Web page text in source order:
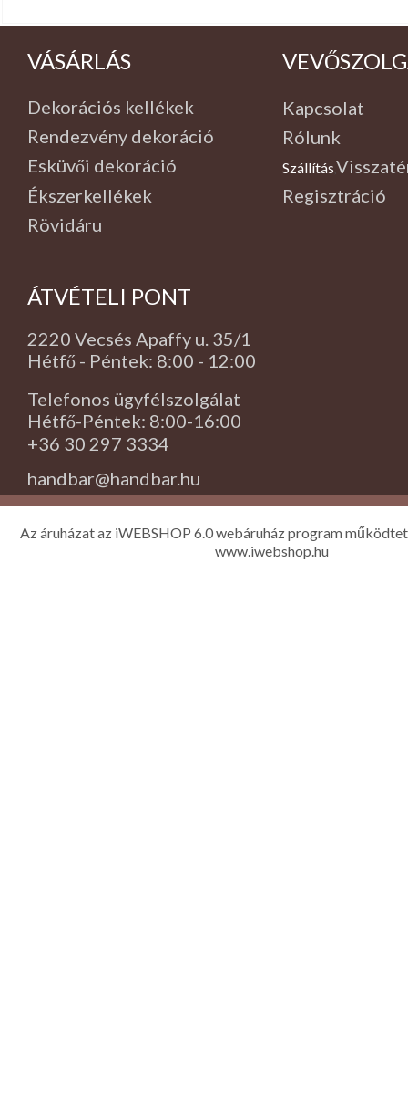
VÁSÁRLÁS
Dekorációs kellékek
Rendezvény dekoráció
Esküvői dekoráció
Ékszerkellékek
Rövidáru
Kapcsolat
Rólunk
Szállítás
Regisztráció
ÁTVÉTELI PONT
2220 Vecsés Apaffy u. 35/1
Hétfő - Péntek: 8:00 - 12:00
Telefonos ügyfélszolgálat
Hétfő-Péntek: 8:00-16:00
+36 30 297 3334
handbar@handbar.hu
Az áruházat az iWEBSHOP 6.0 webáruház program
www.iwebshop.hu